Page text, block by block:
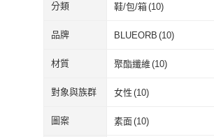
分類 鞋/包/箱(10)
品牌 BLUEORB (10)
BLUEORB
材質 聚酯纖維(10)
聚酯纖維
對象與族群 女性 (10)
女性(
圖案 素面(10)